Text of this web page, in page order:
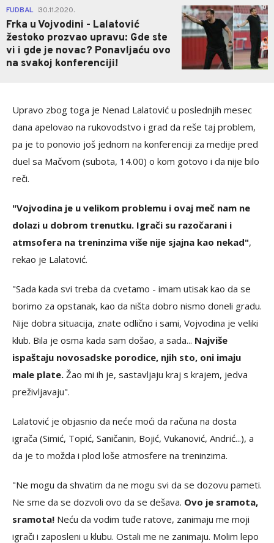
FUDBAL 30.11.2020.
Frka u Vojvodini - Lalatović
žestoko prozvao upravu: Gde ste
vi i gde je novac? Ponavljaću ovo
na svakoj konferenciji!
0
Upravo zbog toga je Nenad Lalatović u poslednjih mesec
dana apelovao na rukovodstvo i grad da reše taj problem,
pa je to ponovio još jednom na konferenciji za medije pred
duel sa Mačvom (subota, 14.00) o kom gotovo i da nije bilo
reči.
"Vojvodina je u velikom problemu i ovaj meč nam ne
dolazi u dobrom trenutku. Igrači su razočarani i
atmsofera na treninzima više nije sjajna kao nekad",
rekao je Lalatović.
"Sada kada svi treba da cvetamo - imam utisak kao da se
borimo za opstanak, kao da ništa dobro nismo doneli gradu.
Nije dobra situacija, znate odlično i sami, Vojvodina je veliki
klub. Bila je osma kada sam došao, a sada... Najviše
ispaštaju novosadske porodice, njih sto, oni imaju
male plate. Žao mi ih je, sastavljaju kraj s krajem, jedva
preživljavaju".
Lalatović je objasnio da neće moći da računa na dosta
igrača (Simić, Topić, Saničanin, Bojić, Vukanović, Andrić...), a
da je to možda i plod loše atmosfere na treninzima.
"Ne mogu da shvatim da ne mogu svi da se dozovu pameti.
Ne sme da se dozvoli ovo da se dešava. Ovo je sramota,
sramota! Neću da vodim tuđe ratove, zanimaju me moji
igrači i zaposleni u klubu. Ostali me ne zanimaju. Molim lepo